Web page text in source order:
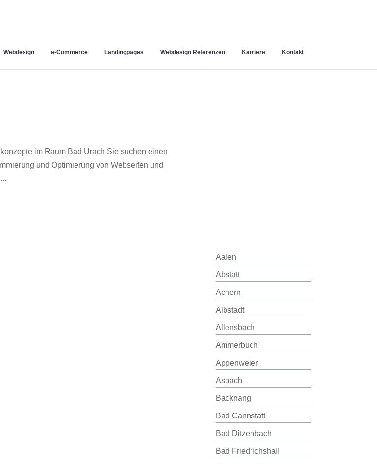
Webdesign e-Commerce Landingpages Webdesign Referenzen Karriere Kontakt
im Raum Bad Urach Sie suchen einen
und Optimierung von Webseiten und
Aalen
Abstatt
Achern
Albstadt
Allensbach
Ammerbuch
Appenweier
Aspach
Backnang
Bad Cannstatt
Bad Ditzenbach
Bad Friedrichshall